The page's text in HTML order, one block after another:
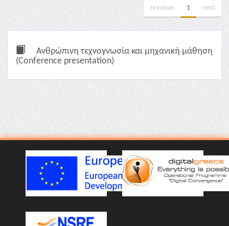
previous 1 next
Ανθρώπινη τεχνογνωσία και μηχανική μάθηση
(Conference presentation)